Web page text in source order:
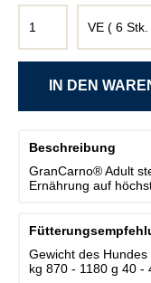
Beschreibung
GranCarno® Adult
Ernährung auf
Gewicht des
kg 870 - 1180 g 40 -